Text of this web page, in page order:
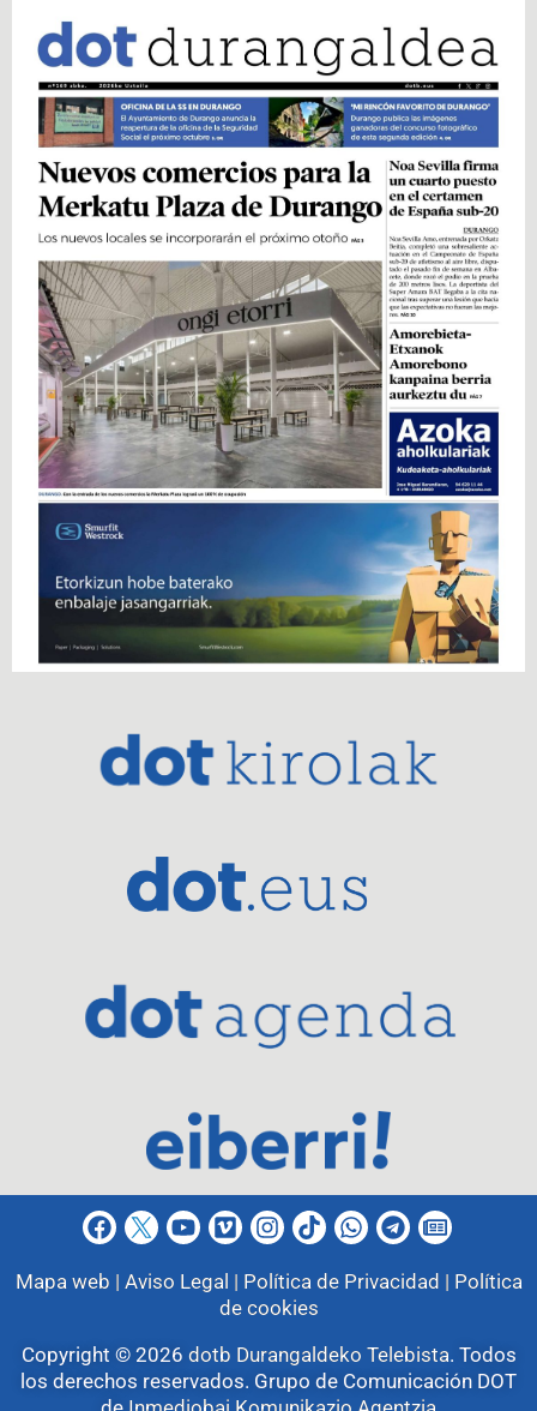
Mapa web | Aviso Legal | Política de Privacidad | Política
de cookies
Copyright © 2026 dotb Durangaldeko Telebista. Todos
los derechos reservados. Grupo de Comunicación DOT